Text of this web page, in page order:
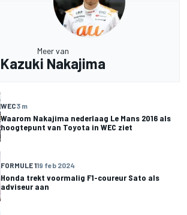
Meer van
Kazuki Nakajima
WEC3 m
Waarom Nakajima nederlaag Le Mans 2016 als
hoogtepunt van Toyota in WEC ziet
FORMULE 119 feb 2024
Honda trekt voormalig F1-coureur Sato als
adviseur aan